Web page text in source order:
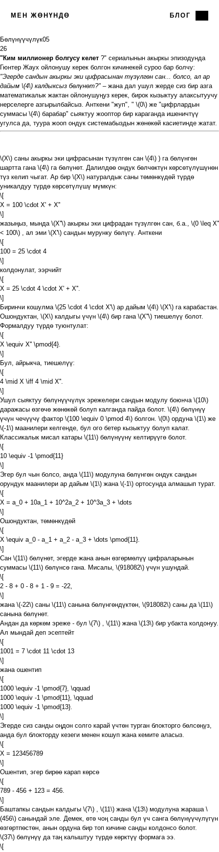
МЕН ЖӨНҮНДӨ БЛОГ
Бөлүнүүчүлүк05
26
"Ким миллионер болгусу келет ?" сериалынын акыркы эпизодунда
Гюнтер Жаух ойлонушу керек болгон кичинекей суроо бар болчу:
"Эгерде сандын акыркы эки цифрасынан түзүлгөн сан... болсо, ал ар
дайым \(4\) калдыксыз бөлүнөт?" – жана дал ушул жерде сиз бир азга
математикалык жактан ойлонушуңуз керек, бирок кызыктуу алаксытуучу
нерселерге азгырылбайсыз. Анткени "жуп", " \(0\) же "цифрлардын
суммасы \(4\) барабар" сыяктуу жооптор бир караганда ишеничтүү
угулса да, туура жооп ондук системабыздын жөнөкөй касиетинде жатат.
\(X\) саны акыркы эки цифрасынан түзүлгөн сан \(4\) ) га бөлүнгөн
шартта гана \(4\) га бөлүнөт. Далилдөө ондук бөлчөктүн көрсөтүлүшүнөн
түз келип чыгат. Ар бир \(X\) натуралдык саны төмөнкүдөй түрдө
уникалдуу түрдө көрсөтүлүшү мүмкүн:
\[
X = 100 \cdot X' + X''
\]
жазыңыз, мында \(X''\) акыркы эки цифрадан түзүлгөн сан, б.а., \(0 \leq X''
< 100\) , ал эми \(X'\) сандын мурунку бөлүгү. Анткени
\[
100 = 25 \cdot 4
\]
колдонулат, ээрчийт
\[
X = 25 \cdot 4 \cdot X' + X''.
\]
Биринчи кошулма \(25 \cdot 4 \cdot X'\) ар дайым \(4\) \(X'\) га карабастан.
Ошондуктан, \(X\) калдыгы үчүн \(4\) бир гана \(X''\) тиешелүү болот.
Формалдуу түрдө туюнтулат:
\[
X \equiv X'' \pmod{4}.
\]
Бул, айрыкча, тиешелүү:
\[
4 \mid X \iff 4 \mid X''.
\]
Ушул сыяктуу бөлүнүүчүлүк эрежелери сандын модулу боюнча \(10\)
даражасы өзгөчө жөнөкөй болуп калганда пайда болот. \(4\) бөлүнүү
үчүн чечүүчү фактор \(100 \equiv 0 \pmod 4\) болгон. \(0\) ордуна \(1\) же
\(-1\) маанилери келгенде, бул ого бетер кызыктуу болуп калат.
Классикалык мисал катары \(11\) бөлүнүүнү келтирүүгө болот.
\[
10 \equiv -1 \pmod{11}
\]
Эгер бул чын болсо, анда \(11\) модулуна бөлүнгөн ондук сандын
орундук маанилери ар дайым \(1\) жана \(-1\) ортосунда алмашып турат.
\[
X = a_0 + 10a_1 + 10^2a_2 + 10^3a_3 + \dots
\]
Ошондуктан, төмөнкүдөй
\[
X \equiv a_0 - a_1 + a_2 - a_3 + \dots \pmod{11}.
\]
Сан \(11\) бөлүнөт, эгерде жана анын өзгөрмөлүү цифраларынын
суммасы \(11\) бөлүнсө гана. Мисалы, \(918082\) үчүн ушундай.
\[
2 - 8 + 0 - 8 + 1 - 9 = -22,
\]
жана \(-22\) саны \(11\) санына бөлүнгөндүктөн, \(918082\) саны да \(11\)
санына бөлүнөт.
Андан да көркөм эреже - бул \(7\) , \(11\) жана \(13\) бир убакта колдонуу.
Ал мындай деп эсептейт
\[
1001 = 7 \cdot 11 \cdot 13
\]
жана ошентип
\[
1000 \equiv -1 \pmod{7}, \qquad
1000 \equiv -1 \pmod{11}, \qquad
1000 \equiv -1 \pmod{13}.
\]
Эгерде сиз санды оңдон солго карай үчтөн турган блокторго бөлсөңүз,
анда бул блокторду кезеги менен кошуп жана кемите аласыз.
\[
X = 123456789
\]
Ошентип, эгер бирөө карап көрсө
\[
789 - 456 + 123 = 456.
\]
Баштапкы сандын калдыгы \(7\) , \(11\) жана \(13\) модулуна жараша \
(456\) санындай эле. Демек, өтө чоң санды бул үч санга бөлүнүүчүлүгүн
өзгөртпөстөн, анын ордуна бир топ кичине санды колдонсо болот.
\(37\) бөлүнүү да таң калыштуу түрдө көрктүү формага ээ.
\[